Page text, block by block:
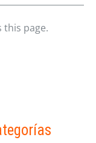
this page.